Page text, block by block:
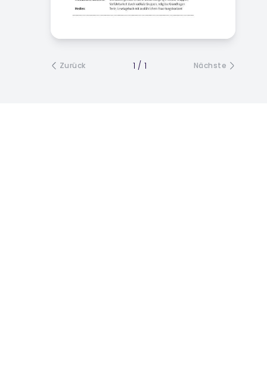
Zurück 1 / 1 Nächste